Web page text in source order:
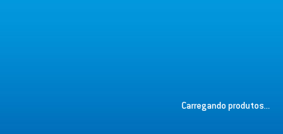
Carregando produtos...